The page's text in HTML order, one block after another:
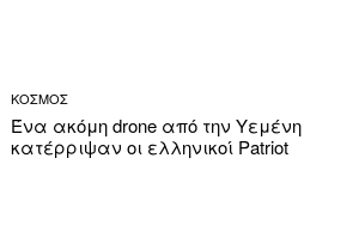
ΚΟΣΜΟΣ
Ένα ακόμη drone από την Υεμένη
κατέρριψαν οι ελληνικοί Patriot